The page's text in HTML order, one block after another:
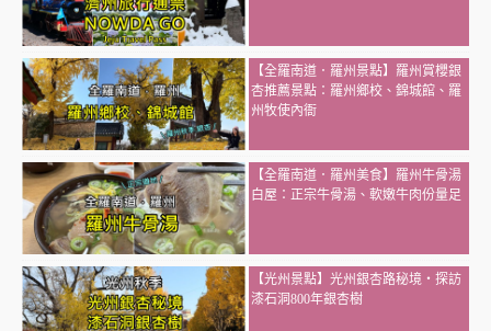
【全羅南道．羅州景點】羅州賞櫻銀
杏推薦景點：羅州鄉校、錦城館、羅
州牧使內衙
【全羅南道．羅州美食】羅州牛骨湯
白屋：正宗牛骨湯、軟嫩牛肉份量足
【光州景點】光州銀杏路秘境・探訪
漆石洞800年銀杏樹